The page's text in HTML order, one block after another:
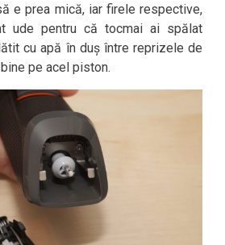
e prea mică, iar firele respective,
ude pentru că tocmai ai spălat
cu apă în duș între reprizele de
pe acel piston.